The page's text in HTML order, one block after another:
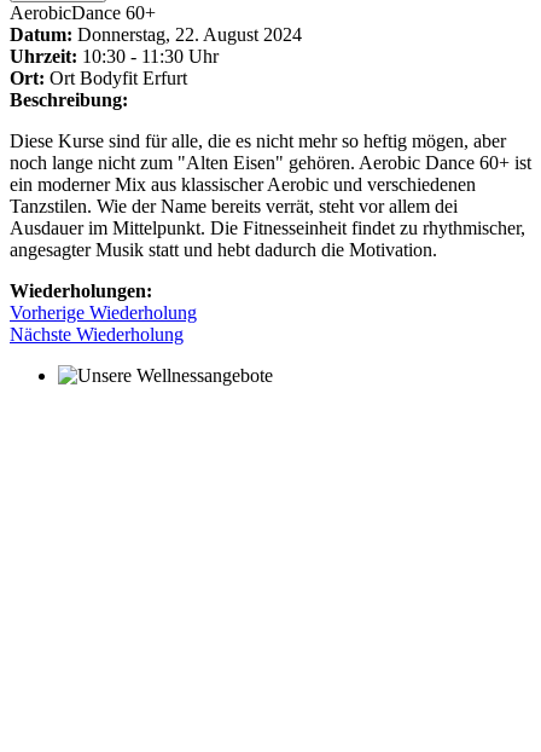
AerobicDance 60+
Datum: Donnerstag, 22. August 2024
Uhrzeit: 10:30 - 11:30 Uhr
Ort: Ort Bodyfit Erfurt
Beschreibung:
Diese Kurse sind für alle, die es nicht mehr so heftig mögen, aber
noch lange nicht zum "Alten Eisen" gehören. Aerobic Dance 60+ ist
ein moderner Mix aus klassischer Aerobic und verschiedenen
Tanzstilen. Wie der Name bereits verrät, steht vor allem dei
Ausdauer im Mittelpunkt. Die Fitnesseinheit findet zu rhythmischer,
angesagter Musik statt und hebt dadurch die Motivation.
Wiederholungen:
Vorherige Wiederholung
Nächste Wiederholung